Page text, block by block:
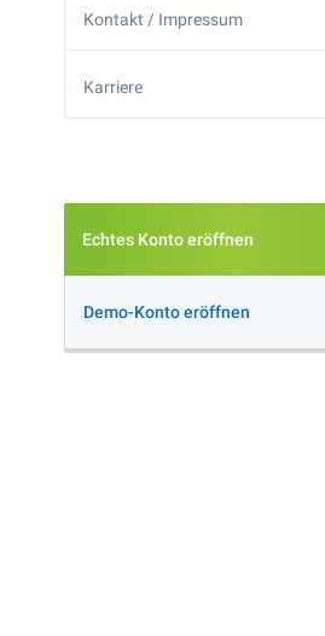
Kontakt / Impressum
Karriere
Echtes Konto eröffnen
Demo-Konto eröffnen